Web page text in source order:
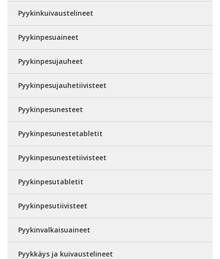
Pyykinkuivaustelineet
Pyykinpesuaineet
Pyykinpesujauheet
Pyykinpesujauhetiivisteet
Pyykinpesunesteet
Pyykinpesunestetabletit
Pyykinpesunestetiivisteet
Pyykinpesutabletit
Pyykinpesutiivisteet
Pyykinvalkaisuaineet
Pyykkäys ja kuivaustelineet